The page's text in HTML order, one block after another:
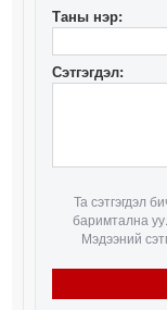
Таны нэр:
Сэтгэгдэл:
Та сэтгэгдэл
баримтална уу.
Мэдээний